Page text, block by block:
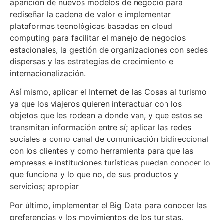
aparición de nuevos modelos de negocio para
rediseñar la cadena de valor e implementar
plataformas tecnológicas basadas en cloud
computing para facilitar el manejo de negocios
estacionales, la gestión de organizaciones con sedes
dispersas y las estrategias de crecimiento e
internacionalización.
Así mismo, aplicar el Internet de las Cosas al turismo
ya que los viajeros quieren interactuar con los
objetos que les rodean a donde van, y que estos se
transmitan información entre sí; aplicar las redes
sociales a como canal de comunicación bidireccional
con los clientes y como herramienta para que las
empresas e instituciones turísticas puedan conocer lo
que funciona y lo que no, de sus productos y
servicios; apropiar
Por último, implementar el Big Data para conocer las
preferencias y los movimientos de los turistas,